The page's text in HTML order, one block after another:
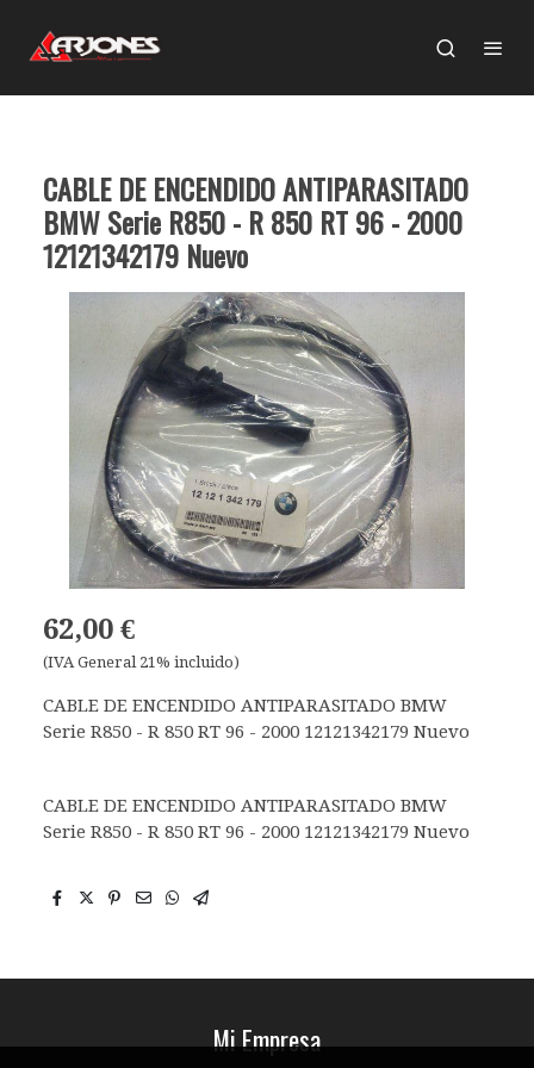
CABLE DE ENCENDIDO ANTIPARASITADO
BMW Serie R850 - R 850 RT 96 - 2000
12121342179 Nuevo
62,00 €
(IVA General 21% incluido)
CABLE DE ENCENDIDO ANTIPARASITADO BMW
Serie R850 - R 850 RT 96 - 2000 12121342179 Nuevo
CABLE DE ENCENDIDO ANTIPARASITADO BMW
Serie R850 - R 850 RT 96 - 2000 12121342179 Nuevo
Mi Empresa